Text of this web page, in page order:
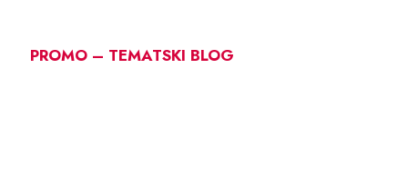
PROMO – TEMATSKI BLOG